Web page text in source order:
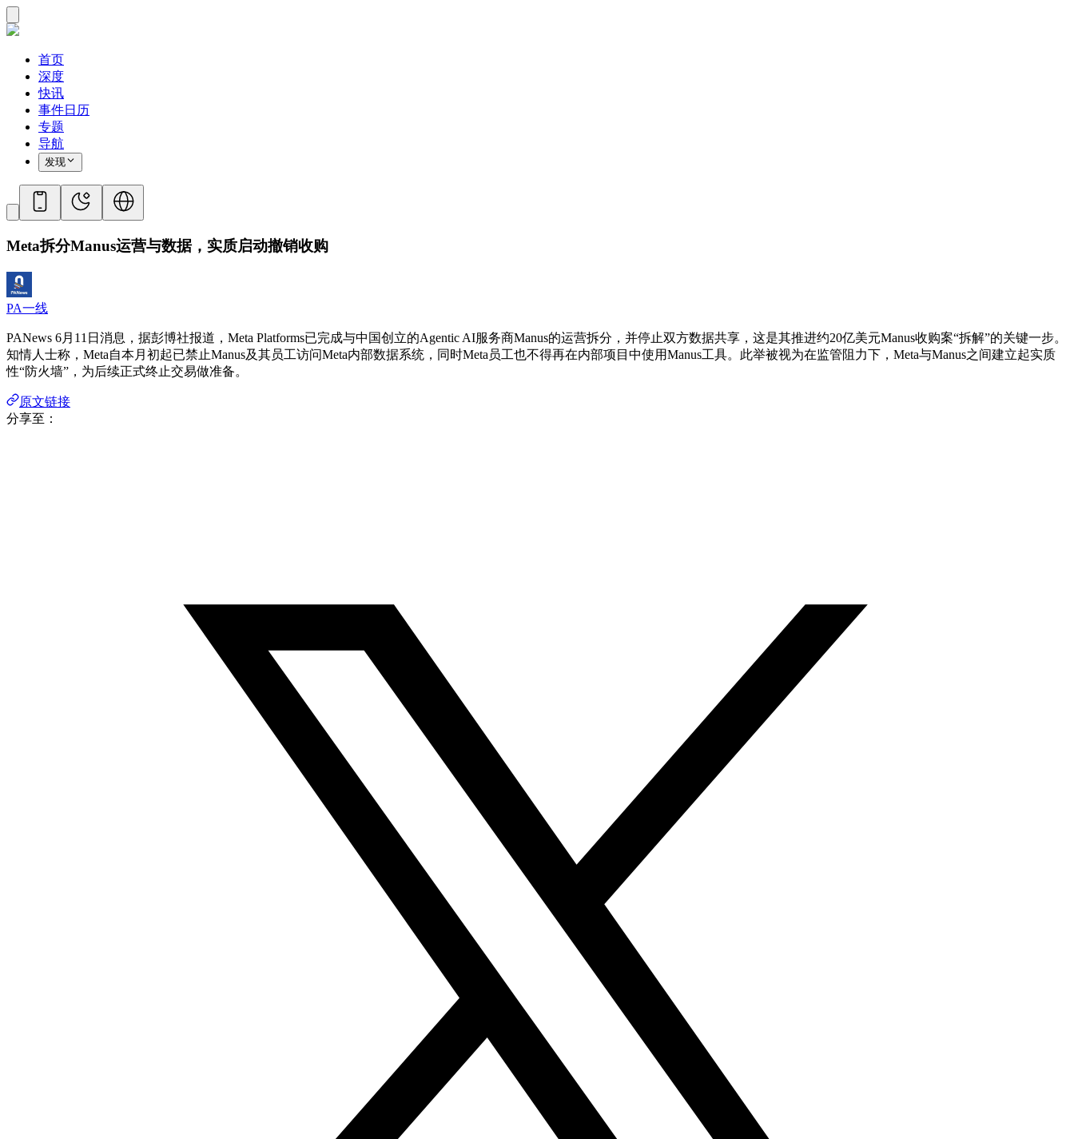
首页
深度
快讯
事件日历
专题
导航
发现
Meta拆分Manus运营与数据，实质启动撤销收购
PA一线
PANews 6月11日消息，据彭博社报道，Meta Platforms已完成与中国创立的Agentic AI服务商Manus的运营拆分，并停止双方数据共享，这是其推进约20亿美元Manus收购案“拆解”的关键一步。
知情人士称，Meta自本月初起已禁止Manus及其员工访问Meta内部数据系统，同时Meta员工也不得再在内部项目中使用Manus工具。此举被视为在监管阻力下，Meta与Manus之间建立起实质
性“防火墙”，为后续正式终止交易做准备。
原文链接
分享至：